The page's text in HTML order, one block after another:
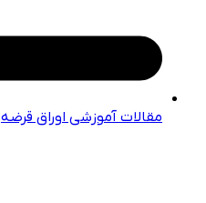
مقالات آموزشی اوراق قرضه